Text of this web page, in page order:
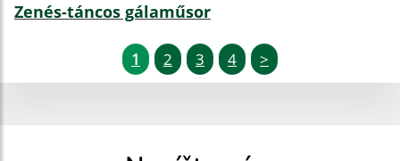
Zenés-táncos gálaműsor
1 2 3 4 >